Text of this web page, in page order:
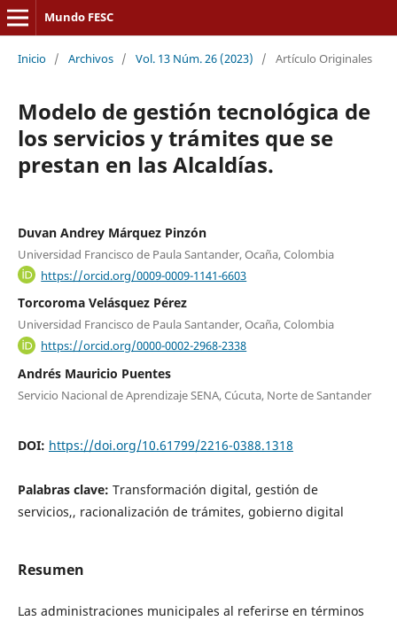
Mundo FESC
Inicio / Archivos / Vol. 13 Núm. 26 (2023) / Artículo Originales
Modelo de gestión tecnológica de
los servicios y trámites que se
prestan en las Alcaldías.
Duvan Andrey Márquez Pinzón
Universidad Francisco de Paula Santander, Ocaña, Colombia
https://orcid.org/0009-0009-1141-6603
Torcoroma Velásquez Pérez
Universidad Francisco de Paula Santander, Ocaña, Colombia
https://orcid.org/0000-0002-2968-2338
Andrés Mauricio Puentes
Servicio Nacional de Aprendizaje SENA, Cúcuta, Norte de Santander
DOI: https://doi.org/10.61799/2216-0388.1318
Palabras clave: Transformación digital, gestión de
servicios,, racionalización de trámites, gobierno digital
Resumen
Las administraciones municipales al referirse en términos